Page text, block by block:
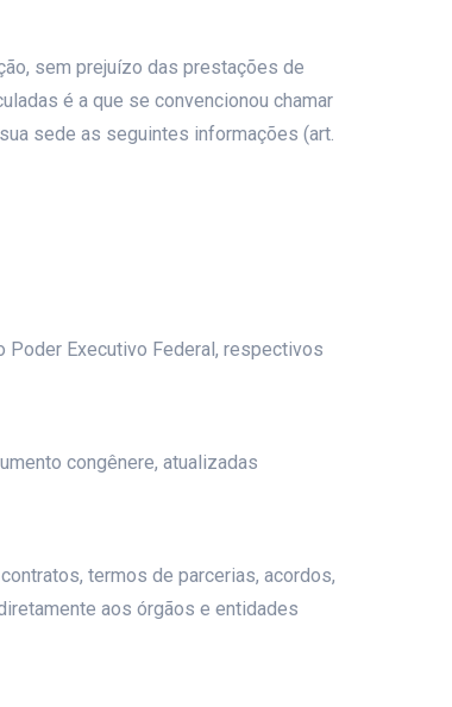
sem prejuízo das prestações de
é a que se convencionou chamar
sede as seguintes informações (art.
Poder Executivo Federal, respectivos
congênere, atualizadas
termos de parcerias, acordos,
aos órgãos e entidades